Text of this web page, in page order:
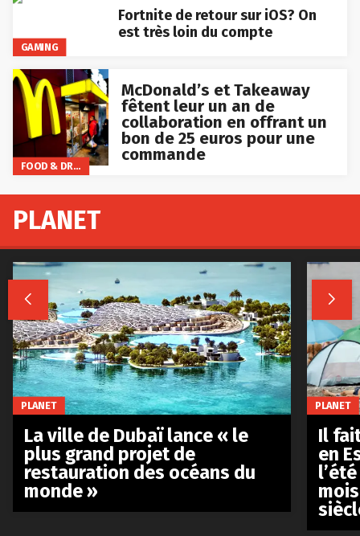
GAMING
Fortnite de retour sur iOS? On
est très loin du compte
FOOD & DRINKS
McDonald’s et Takeaway
fêtent leur un an de
collaboration en offrant un
bon de 25 euros pour une
commande
PLANET
 
PLANET
La ville de Dubaï lance « le
plus grand projet de
restauration des océans du
monde »
PLANET
Il
en